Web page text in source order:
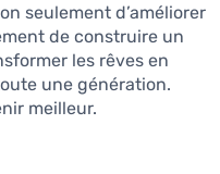
seulement d’améliorer
de construire un
les rêves en
une génération.
meilleur.